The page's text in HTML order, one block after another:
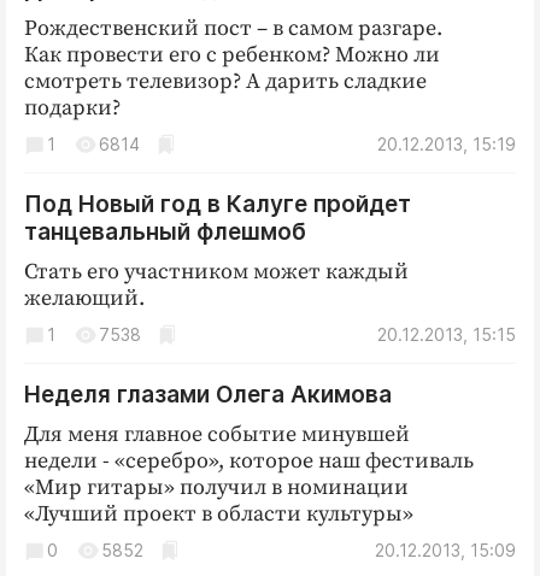
Культура
Недвижимость и ЖКХ
Образование
Общество
Праздники
Происшествия
Спорт
Экономика и бизнес
Блоги
Издания
Медиаперсона
Интересное чтиво
Клиника года
Рождественский пост – в самом разгаре.
Как провести его с ребенком? Можно ли
смотреть телевизор? А дарить сладкие
подарки?
20.12.2013, 15:19
1 6814
Под Новый год в Калуге пройдет
танцевальный флешмоб
Стать его участником может каждый
желающий.
20.12.2013, 15:15
1 7538
Неделя глазами Олега Акимова
Для меня главное событие минувшей
недели - «серебро», которое наш фестиваль
«Мир гитары» получил в номинации
«Лучший проект в области культуры»
20.12.2013, 15:09
0 5852